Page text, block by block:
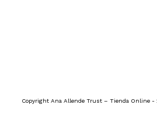
Copyright Ana Allende Trust – Tienda Online -